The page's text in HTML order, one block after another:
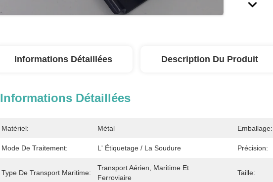
Informations Détaillées Description Du Produit
Informations Détaillées
Matériel: Métal Emballage:
Mode De Traitement: L' Étiquetage / La Soudure Précision:
Type De Transport Maritime:
Transport Aérien, Maritime Et
Ferroviaire
Taille: